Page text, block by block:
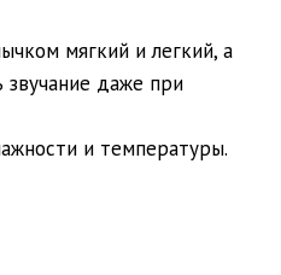
мягкий и легкий, а
звучание даже при
и температуры.